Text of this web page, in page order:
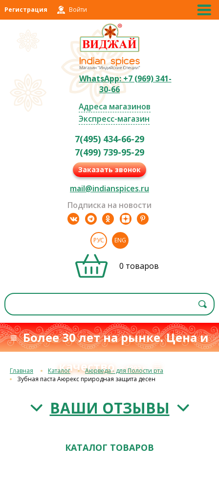
Регистрация Войти
WhatsApp: +7 (969) 341-
30-66
Адреса магазинов
Экспресс-магазин
7(495) 434-66-29
7(499) 739-95-29
Заказать звонок
mail@indianspices.ru
Подписка на новости
РУС ENG
0 товаров
≡ Более 30 лет на рынке. Цена и
качествос 1993 г.≡
Главная Каталог
Аюрведа - для Полости рта
Зубная паста Аюрекс природная защита десен
ВАШИ ОТЗЫВЫ
КАТАЛОГ ТОВАРОВ